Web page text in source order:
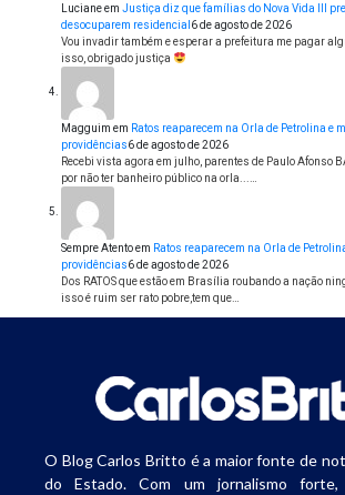
Lucianeem Justiça diz que famílias do Nova Vida III
desocuparem residencial 6 de agosto de 2026
Vou invadir também e esperar a prefeitura me pagar
isso, obrigado justiça
Magguim em Ratos reaparecem na Orla de Petrolina e
providências6 de agosto de 2026
Recebi vista agora em julho, parentes de Paulo Afonso
por não ter banheiro público na orla...…
Sempre Atentoem Ratos reaparecem na Orla de
providências6 de agosto de 2026
Dos RATOS que estão em Brasília roubando a nação
isso é ruim ser rato pobre,tem que…
O Blog Carlos Britto é a maior fonte de
do Estado. Com um jornalismo forte,